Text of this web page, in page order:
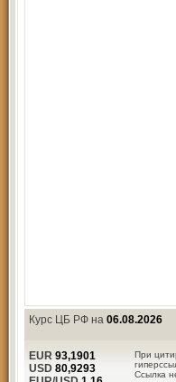
Курс ЦБ РФ на 06.08.2026
При
Ссылка
EUR 93,1901
USD 80,9293